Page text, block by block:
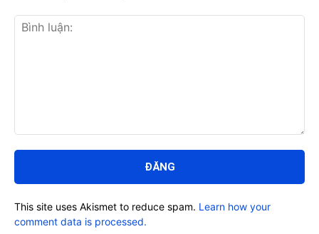
luận:
This site uses Akismet to reduce spam. Learn how your
comment data is processed.